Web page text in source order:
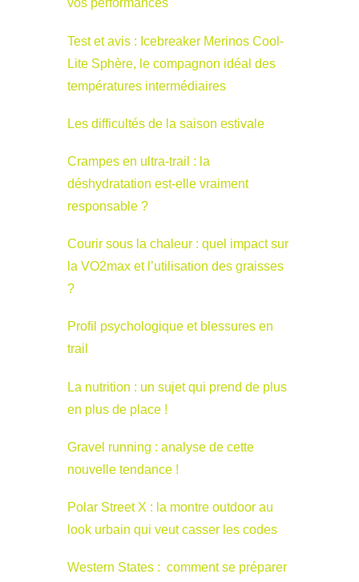
vos performances
Test et avis : Icebreaker Merinos Cool-
Lite Sphère, le compagnon idéal des
températures intermédiaires
Les difficultés de la saison estivale
Crampes en ultra-trail : la
déshydratation est-elle vraiment
responsable ?
Courir sous la chaleur : quel impact sur
la VO2max et l’utilisation des graisses
?
Profil psychologique et blessures en
trail
La nutrition : un sujet qui prend de plus
en plus de place !
Gravel running : analyse de cette
nouvelle tendance !
Polar Street X : la montre outdoor au
look urbain qui veut casser les codes
Western States : comment se préparer